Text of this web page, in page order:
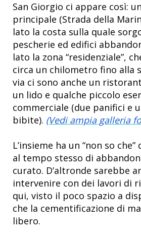
San Giorgio ci appare così:
principale (Strada della
lato la costa sulla quale
pescherie ed edifici
lato la zona “residenziale”,
circa un chilometro fino alla
via ci sono anche un
un lido e qualche piccolo
commerciale (due panifici e
bibite). (Vedi ampia galleria
L’insieme ha un “non so
al tempo stesso di
curato. D’altronde sarebbe
intervenire con dei lavori di
qui, visto il poco spazio a
che la cementificazione di
libero.